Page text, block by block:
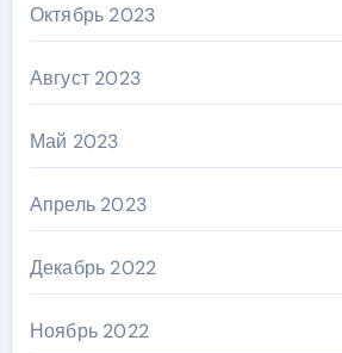
Октябрь 2023
Август 2023
Май 2023
Апрель 2023
Декабрь 2022
Ноябрь 2022